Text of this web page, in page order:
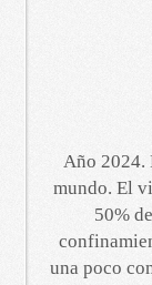
Año 2024.
mundo. El
50%
una poco